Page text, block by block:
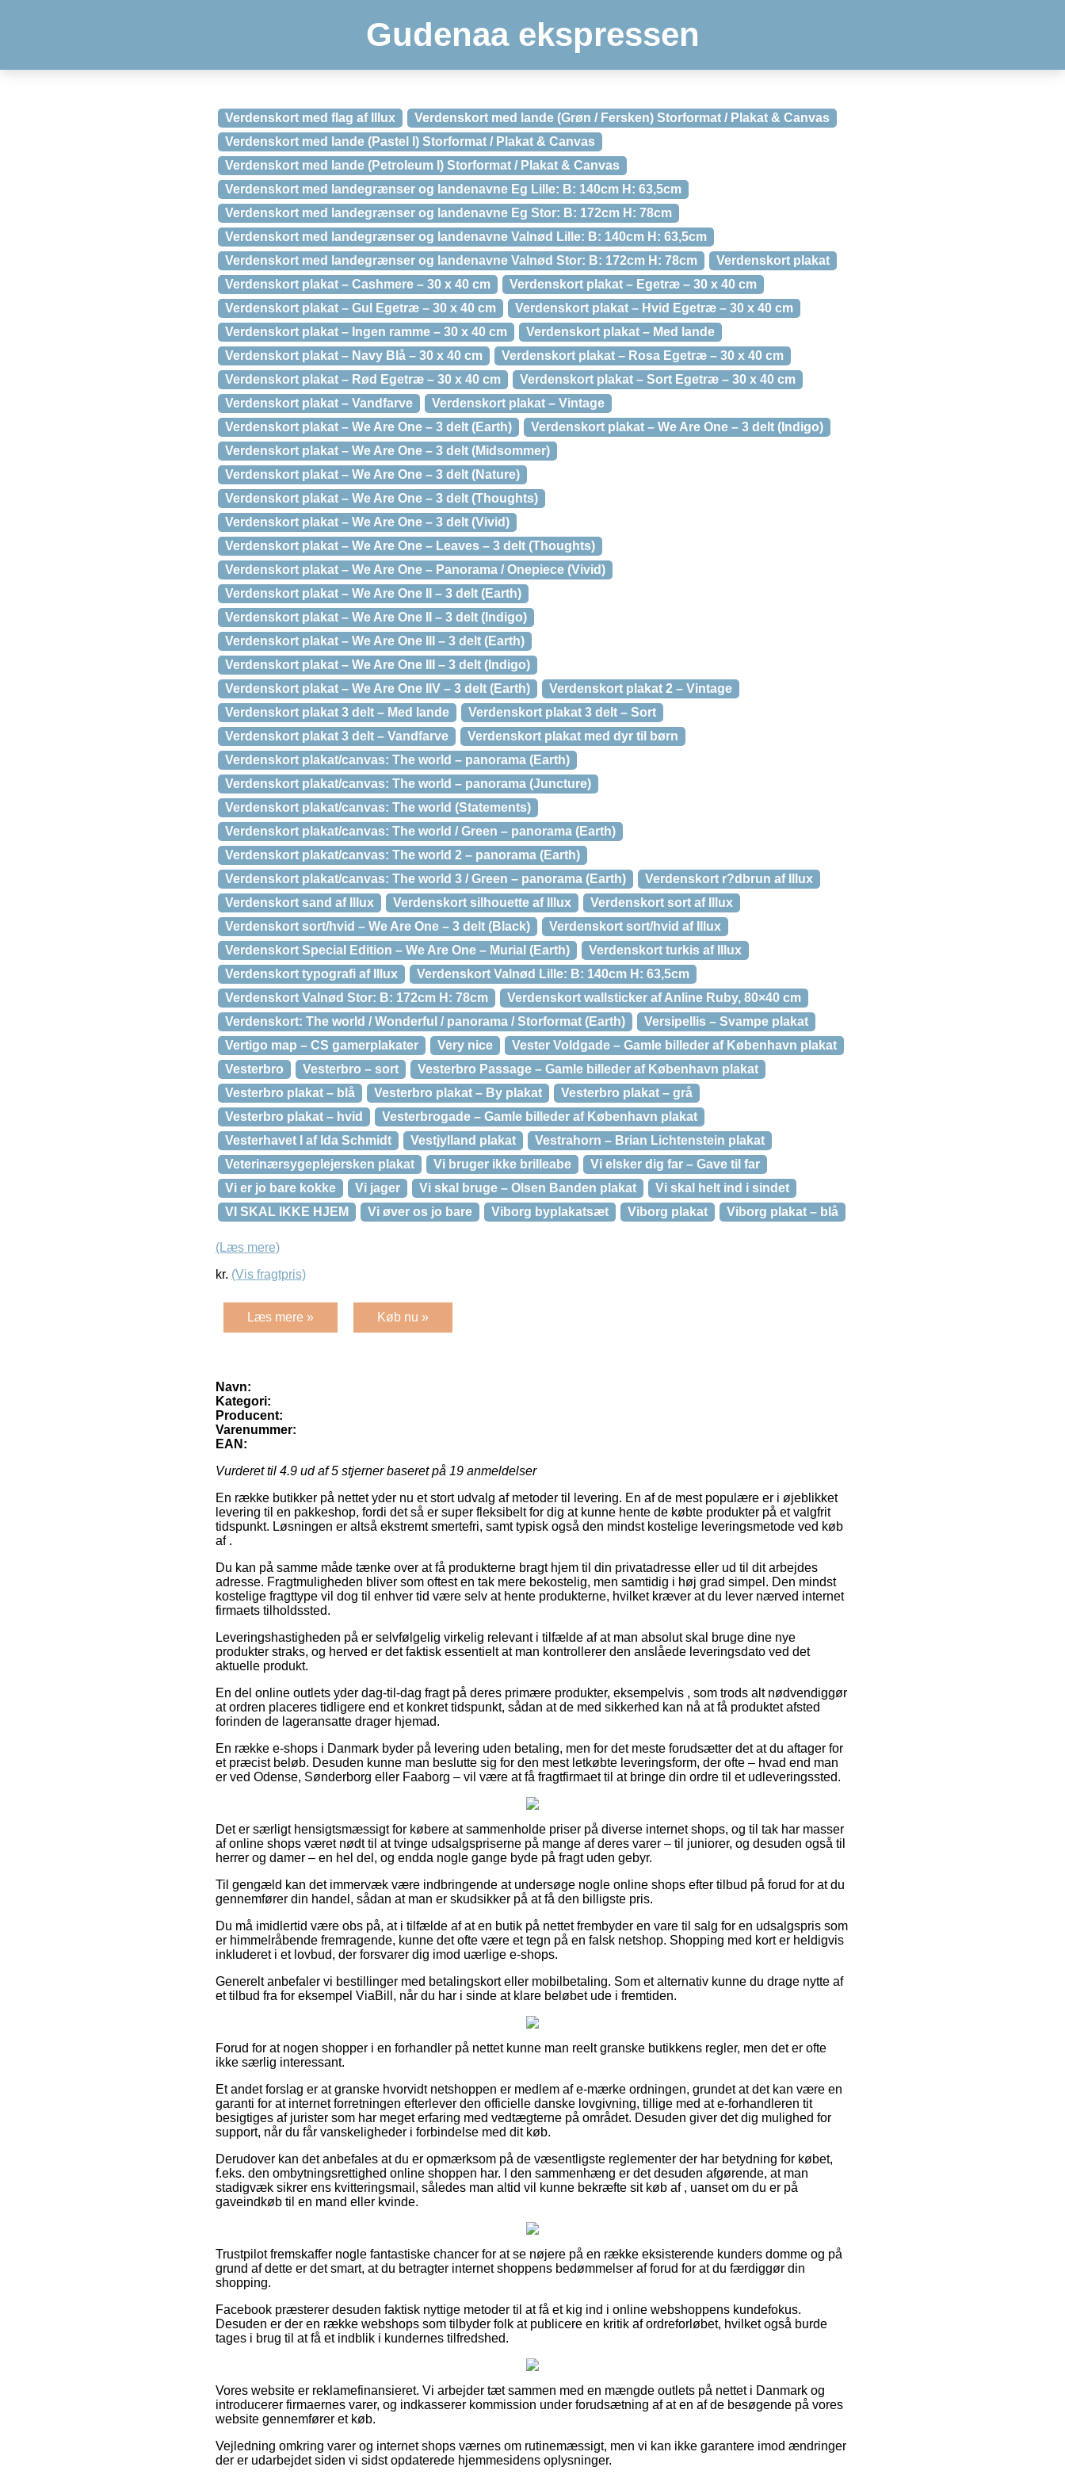
Gudenaa ekspressen
Verdenskort med flag af Illux
Verdenskort med lande (Grøn / Fersken) Storformat / Plakat & Canvas
Verdenskort med lande (Pastel I) Storformat / Plakat & Canvas
Verdenskort med lande (Petroleum I) Storformat / Plakat & Canvas
Verdenskort med landegrænser og landenavne Eg Lille: B: 140cm H: 63,5cm
Verdenskort med landegrænser og landenavne Eg Stor: B: 172cm H: 78cm
Verdenskort med landegrænser og landenavne Valnød Lille: B: 140cm H: 63,5cm
Verdenskort med landegrænser og landenavne Valnød Stor: B: 172cm H: 78cm
Verdenskort plakat
Verdenskort plakat – Cashmere – 30 x 40 cm
Verdenskort plakat – Egetræ – 30 x 40 cm
Verdenskort plakat – Gul Egetræ – 30 x 40 cm
Verdenskort plakat – Hvid Egetræ – 30 x 40 cm
Verdenskort plakat – Ingen ramme – 30 x 40 cm
Verdenskort plakat – Med lande
Verdenskort plakat – Navy Blå – 30 x 40 cm
Verdenskort plakat – Rosa Egetræ – 30 x 40 cm
Verdenskort plakat – Rød Egetræ – 30 x 40 cm
Verdenskort plakat – Sort Egetræ – 30 x 40 cm
Verdenskort plakat – Vandfarve
Verdenskort plakat – Vintage
Verdenskort plakat – We Are One – 3 delt (Earth)
Verdenskort plakat – We Are One – 3 delt (Indigo)
Verdenskort plakat – We Are One – 3 delt (Midsommer)
Verdenskort plakat – We Are One – 3 delt (Nature)
Verdenskort plakat – We Are One – 3 delt (Thoughts)
Verdenskort plakat – We Are One – 3 delt (Vivid)
Verdenskort plakat – We Are One – Leaves – 3 delt (Thoughts)
Verdenskort plakat – We Are One – Panorama / Onepiece (Vivid)
Verdenskort plakat – We Are One II – 3 delt (Earth)
Verdenskort plakat – We Are One II – 3 delt (Indigo)
Verdenskort plakat – We Are One III – 3 delt (Earth)
Verdenskort plakat – We Are One III – 3 delt (Indigo)
Verdenskort plakat – We Are One IIV – 3 delt (Earth)
Verdenskort plakat 2 – Vintage
Verdenskort plakat 3 delt – Med lande
Verdenskort plakat 3 delt – Sort
Verdenskort plakat 3 delt – Vandfarve
Verdenskort plakat med dyr til børn
Verdenskort plakat/canvas: The world – panorama (Earth)
Verdenskort plakat/canvas: The world – panorama (Juncture)
Verdenskort plakat/canvas: The world (Statements)
Verdenskort plakat/canvas: The world / Green – panorama (Earth)
Verdenskort plakat/canvas: The world 2 – panorama (Earth)
Verdenskort plakat/canvas: The world 3 / Green – panorama (Earth)
Verdenskort r?dbrun af Illux
Verdenskort sand af Illux
Verdenskort silhouette af Illux
Verdenskort sort af Illux
Verdenskort sort/hvid – We Are One – 3 delt (Black)
Verdenskort sort/hvid af Illux
Verdenskort Special Edition – We Are One – Murial (Earth)
Verdenskort turkis af Illux
Verdenskort typografi af Illux
Verdenskort Valnød Lille: B: 140cm H: 63,5cm
Verdenskort Valnød Stor: B: 172cm H: 78cm
Verdenskort wallsticker af Anline Ruby, 80×40 cm
Verdenskort: The world / Wonderful / panorama / Storformat (Earth)
Versipellis – Svampe plakat
Vertigo map – CS gamerplakater
Very nice
Vester Voldgade – Gamle billeder af København plakat
Vesterbro
Vesterbro – sort
Vesterbro Passage – Gamle billeder af København plakat
Vesterbro plakat – blå
Vesterbro plakat – By plakat
Vesterbro plakat – grå
Vesterbro plakat – hvid
Vesterbrogade – Gamle billeder af København plakat
Vesterhavet I af Ida Schmidt
Vestjylland plakat
Vestrahorn – Brian Lichtenstein plakat
Veterinærsygeplejersken plakat
Vi bruger ikke brilleabe
Vi elsker dig far – Gave til far
Vi er jo bare kokke
Vi jager Vi skal bruge – Olsen Banden plakat
Vi skal helt ind i sindet
VI SKAL IKKE HJEM
Vi øver os jo bare Viborg byplakatsæt Viborg plakat Viborg plakat – blå
(Læs mere)
kr. (Vis fragtpris)
Læs mere » Køb nu »
Navn:
Kategori:
Producent:
Varenummer:
EAN:
Vurderet til 4.9 ud af 5 stjerner baseret på 19 anmeldelser
En række butikker på nettet yder nu et stort udvalg af metoder til levering. En af de mest populære er i øjeblikket
levering til en pakkeshop, fordi det så er super fleksibelt for dig at kunne hente de købte produkter på et valgfrit
tidspunkt. Løsningen er altså ekstremt smertefri, samt typisk også den mindst kostelige leveringsmetode ved køb
af .
Du kan på samme måde tænke over at få produkterne bragt hjem til din privatadresse eller ud til dit arbejdes
adresse. Fragtmuligheden bliver som oftest en tak mere bekostelig, men samtidig i høj grad simpel. Den mindst
kostelige fragttype vil dog til enhver tid være selv at hente produkterne, hvilket kræver at du lever nærved internet
firmaets tilholdssted.
Leveringshastigheden på er selvfølgelig virkelig relevant i tilfælde af at man absolut skal bruge dine nye
produkter straks, og herved er det faktisk essentielt at man kontrollerer den anslåede leveringsdato ved det
aktuelle produkt.
En del online outlets yder dag-til-dag fragt på deres primære produkter, eksempelvis , som trods alt nødvendiggør
at ordren placeres tidligere end et konkret tidspunkt, sådan at de med sikkerhed kan nå at få produktet afsted
forinden de lageransatte drager hjemad.
En række e-shops i Danmark byder på levering uden betaling, men for det meste forudsætter det at du aftager for
et præcist beløb. Desuden kunne man beslutte sig for den mest letkøbte leveringsform, der ofte – hvad end man
er ved Odense, Sønderborg eller Faaborg – vil være at få fragtfirmaet til at bringe din ordre til et udleveringssted.
Det er særligt hensigtsmæssigt for købere at sammenholde priser på diverse internet shops, og til tak har masser
af online shops været nødt til at tvinge udsalgspriserne på mange af deres varer – til juniorer, og desuden også til
herrer og damer – en hel del, og endda nogle gange byde på fragt uden gebyr.
Til gengæld kan det immervæk være indbringende at undersøge nogle online shops efter tilbud på forud for at du
gennemfører din handel, sådan at man er skudsikker på at få den billigste pris.
Du må imidlertid være obs på, at i tilfælde af at en butik på nettet frembyder en vare til salg for en udsalgspris som
er himmelråbende fremragende, kunne det ofte være et tegn på en falsk netshop. Shopping med kort er heldigvis
inkluderet i et lovbud, der forsvarer dig imod uærlige e-shops.
Generelt anbefaler vi bestillinger med betalingskort eller mobilbetaling. Som et alternativ kunne du drage nytte af
et tilbud fra for eksempel ViaBill, når du har i sinde at klare beløbet ude i fremtiden.
Forud for at nogen shopper i en forhandler på nettet kunne man reelt granske butikkens regler, men det er ofte
ikke særlig interessant.
Et andet forslag er at granske hvorvidt netshoppen er medlem af e-mærke ordningen, grundet at det kan være en
garanti for at internet forretningen efterlever den officielle danske lovgivning, tillige med at e-forhandleren tit
besigtiges af jurister som har meget erfaring med vedtægterne på området. Desuden giver det dig mulighed for
support, når du får vanskeligheder i forbindelse med dit køb.
Derudover kan det anbefales at du er opmærksom på de væsentligste reglementer der har betydning for købet,
f.eks. den ombytningsrettighed online shoppen har. I den sammenhæng er det desuden afgørende, at man
stadigvæk sikrer ens kvitteringsmail, således man altid vil kunne bekræfte sit køb af , uanset om du er på
gaveindkøb til en mand eller kvinde.
Trustpilot fremskaffer nogle fantastiske chancer for at se nøjere på en række eksisterende kunders domme og på
grund af dette er det smart, at du betragter internet shoppens bedømmelser af forud for at du færdiggør din
shopping.
Facebook præsterer desuden faktisk nyttige metoder til at få et kig ind i online webshoppens kundefokus.
Desuden er der en række webshops som tilbyder folk at publicere en kritik af ordreforløbet, hvilket også burde
tages i brug til at få et indblik i kundernes tilfredshed.
Vores website er reklamefinansieret. Vi arbejder tæt sammen med en mængde outlets på nettet i Danmark og
introducerer firmaernes varer, og indkasserer kommission under forudsætning af at en af de besøgende på vores
website gennemfører et køb.
Vejledning omkring varer og internet shops værnes om rutinemæssigt, men vi kan ikke garantere imod ændringer
der er udarbejdet siden vi sidst opdaterede hjemmesidens oplysninger.